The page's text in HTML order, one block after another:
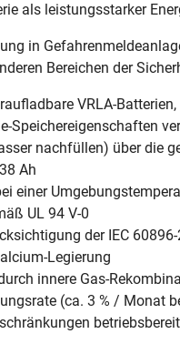
als leistungsstarker
in
Bereichen der
VRLA-
Speichereigenschaften
nachfüllen) über die
Ah
einer
UL 94 V-0
der IEC
Legierung
innere Gas-
(ca. 3 % / Monat